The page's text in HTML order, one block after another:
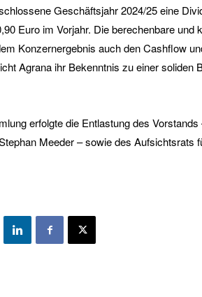
Geschäftsjahr 2024/25 eine
Euro im Vorjahr. Die berechenbare und
Konzernergebnis auch den Cashflow
Agrana ihr Bekenntnis zu einer soliden
erfolgte die Entlastung des Vorstands
Meeder – sowie des Aufsichtsrats